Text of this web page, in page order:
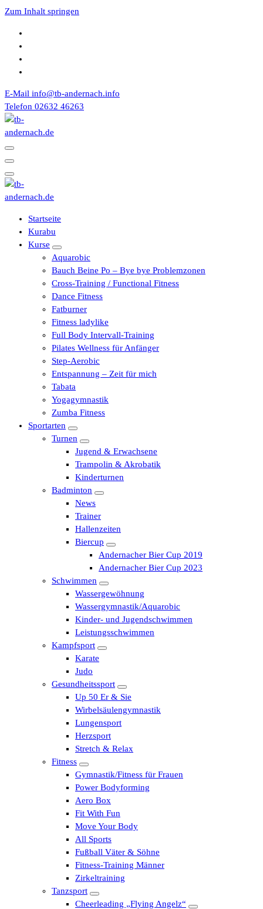
Zum Inhalt springen
E-Mail info@tb-andernach.info
Telefon 02632 46263
Turnerbund 1867 e.V. Andernach
Startseite
Kurabu
Kurse
Aquarobic
Bauch Beine Po – Bye bye Problemzonen
Cross-Training / Functional Fitness
Dance Fitness
Fatburner
Fitness ladylike
Full Body Intervall-Training
Pilates Wellness für Anfänger
Step-Aerobic
Entspannung – Zeit für mich
Tabata
Yogagymnastik
Zumba Fitness
Sportarten
Turnen
Jugend & Erwachsene
Trampolin & Akrobatik
Kinderturnen
Badminton
News
Trainer
Hallenzeiten
Biercup
Andernacher Bier Cup 2019
Andernacher Bier Cup 2023
Schwimmen
Wassergewöhnung
Wassergymnastik/Aquarobic
Kinder- und Jugendschwimmen
Leistungsschwimmen
Kampfsport
Karate
Judo
Gesundheitssport
Up 50 Er & Sie
Wirbelsäulengymnastik
Lungensport
Herzsport
Stretch & Relax
Fitness
Gymnastik/Fitness für Frauen
Power Bodyforming
Aero Box
Fit With Fun
Move Your Body
All Sports
Fußball Väter & Söhne
Fitness-Training Männer
Zirkeltraining
Tanzsport
Cheerleading „Flying Angelz“